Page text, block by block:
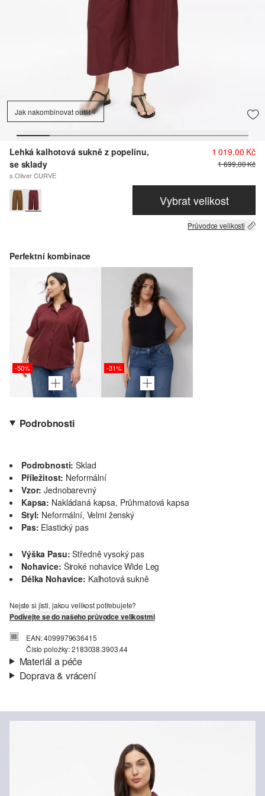
Jak nakombinovat outfit
Lehká kalhotová sukně z popelínu,
se sklady
s.Oliver CURVE
1 019,00 Kč
1 699,00 Kč
Vybrat velikost
Průvodce velikosti
Perfektní kombinace
-50% -31%
Podrobnosti
Podrobnosti: Sklad
Příležitost: Neformální
Vzor: Jednobarevný
Kapsa: Nakládaná kapsa, Průhmatová kapsa
Styl: Neformální, Velmi ženský
Pas: Elastický pas
Výška Pasu: Středně vysoký pas
Nohavice: Široké nohavice Wide Leg
Délka Nohavice: Kalhotová sukně
Nejste si jisti, jakou velikost potřebujete?
Podívejte se do našeho průvodce velikostmi
EAN: 4099979636415
Číslo položky: 2183038.3903.44
Materiál a péče
Materiál: Směs s bavlnou
Doprava & vrácení
Vaše objednávka bude odeslána do 4-8 pracovních dnů
standardní doručení jsou 119,00 Kč .